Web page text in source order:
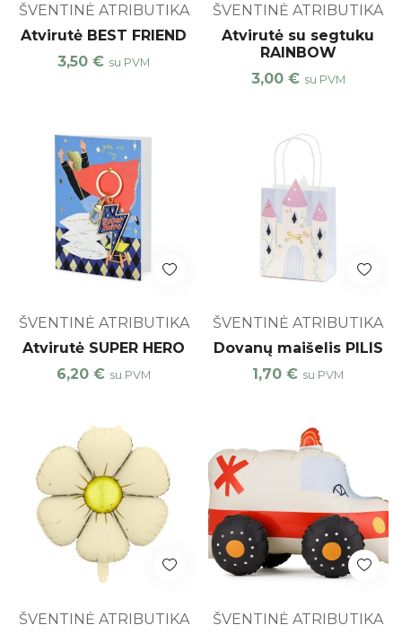
ŠVENTINĖ ATRIBUTIKA
Atvirutė BEST FRIEND
3,50€ su PVM
ŠVENTINĖ ATRIBUTIKA
Atvirutė su segtuku
RAINBOW
3,00 € su PVM
ŠVENTINĖ ATRIBUTIKA
Atvirutė SUPER HERO
6,20€ su PVM
ŠVENTINĖ ATRIBUTIKA
Dovanų maišelis PILIS
1,70€ su PVM
ŠVENTINĖ ATRIBUTIKA
ŠVENTINĖ ATRIBUTIKA